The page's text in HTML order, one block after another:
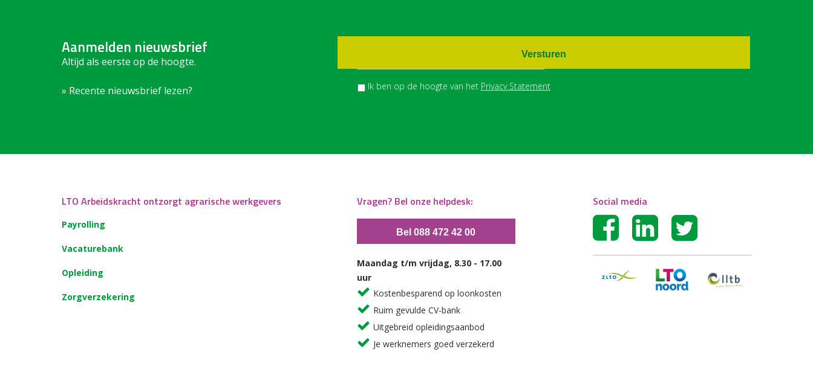
Aanmelden nieuwsbrief
Altijd als eerste op de hoogte.
» Recente nieuwsbrief lezen? Ik ben op de hoogte van het Privacy Statement
Versturen
LTO Arbeidskracht ontzorgt agrarische werkgevers
Payrolling
Vacaturebank
Opleiding
Zorgverzekering
Vragen? Bel onze helpdesk:
Bel 088 472 42 00
Maandag t/m vrijdag, 8.30 - 17.00
uur
Kostenbesparend op loonkosten
Ruim gevulde CV-bank
Uitgebreid opleidingsaanbod
Je werknemers goed verzekerd
Social media